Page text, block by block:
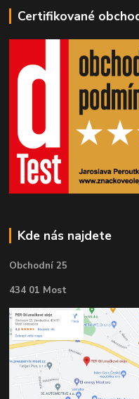
Certifikované
Kde nás najdete
Obchodní 25
434 01 Most